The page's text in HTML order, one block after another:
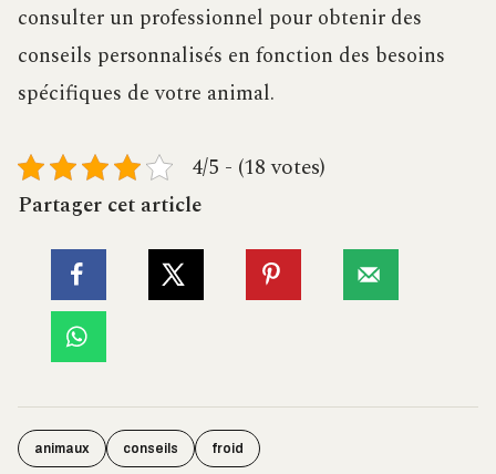
consulter un professionnel pour obtenir des
conseils personnalisés en fonction des besoins
spécifiques de votre animal.
4/5 - (18 votes)
Partager cet article
animaux conseils froid